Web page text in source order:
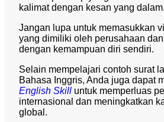
kalimat dengan kesan yang dalam.
Jangan lupa untuk memasukkan
yang dimiliki oleh perusahaan
dengan kemampuan diri sendiri.
Selain mempelajari contoh surat
Bahasa Inggris, Anda juga dapat
English Skill untuk memperluas
internasional dan meningkatkan
global.